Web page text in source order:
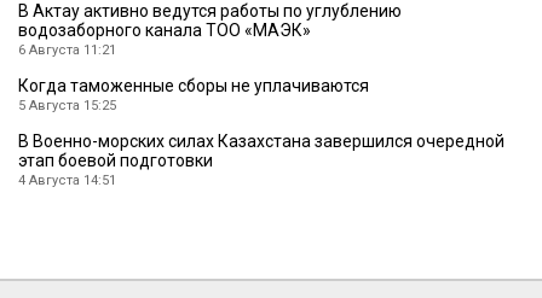
В Актау активно ведутся работы по углублению
водозаборного канала ТОО «МАЭК»
6 Августа 11:21
Когда таможенные сборы не уплачиваются
5 Августа 15:25
В Военно-морских силах Казахстана завершился очередной
этап боевой подготовки
4 Августа 14:51